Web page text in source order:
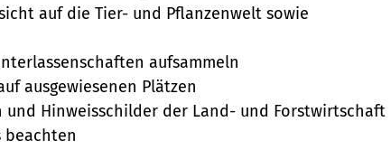
auf die Tier- und Pflanzenwelt sowie
aufsammeln
ausgewiesenen Plätzen
und Hinweisschilder der Land- und Forstwirtschaft
beachten